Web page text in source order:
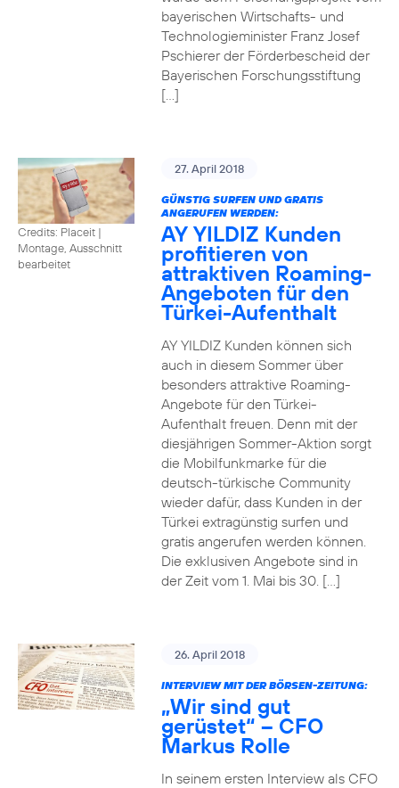
bayerischen Wirtschafts- und
Technologieminister Franz Josef
Pschierer der Förderbescheid der
Bayerischen Forschungsstiftung
[…]
Credits: Placeit |
Montage, Ausschnitt
bearbeitet
27. April 2018
GÜNSTIG SURFEN UND GRATIS
ANGERUFEN WERDEN:
AY YILDIZ Kunden
profitieren von
attraktiven Roaming-
Angeboten für den
Türkei-Aufenthalt
AY YILDIZ Kunden können sich
auch in diesem Sommer über
besonders attraktive Roaming-
Angebote für den Türkei-
Aufenthalt freuen. Denn mit der
diesjährigen Sommer-Aktion sorgt
die Mobilfunkmarke für die
deutsch-türkische Community
wieder dafür, dass Kunden in der
Türkei extragünstig surfen und
gratis angerufen werden können.
Die exklusiven Angebote sind in
der Zeit vom 1. Mai bis 30. […]
26. April 2018
INTERVIEW MIT DER BÖRSEN-ZEITUNG:
„Wir sind gut
gerüstet“ – CFO
Markus Rolle
In seinem ersten Interview als CFO